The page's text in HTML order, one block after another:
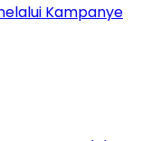
Kampanye